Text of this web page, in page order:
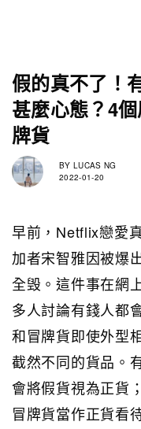
假的真不了！
甚麼心態？4
牌貨
BY LUCAS NG
2022-01-20
早前，Netflix戀愛
加者宋智雅因被爆
全毁。這件事在網
多人討論有錢人都
和冒牌貨即使外型
截然不同的貨品。
會將假貨視為正貨
冒牌貨當作正貨看